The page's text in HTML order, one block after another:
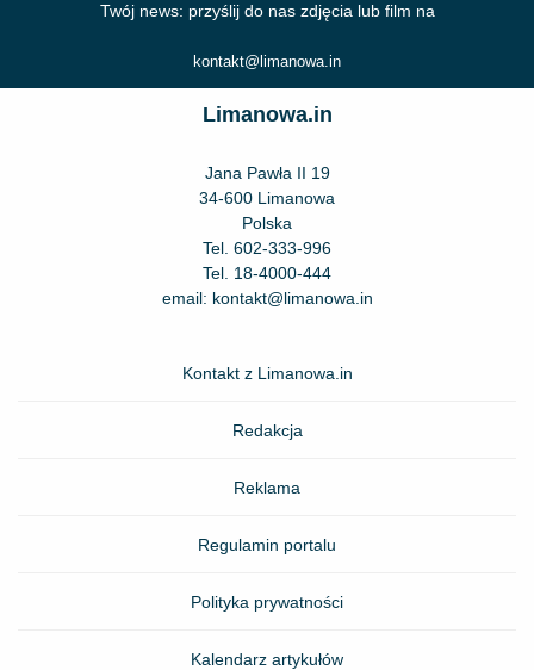
Twój news: przyślij do nas zdjęcia lub film na
kontakt@limanowa.in
Limanowa.in
Jana Pawła II 19
34-600 Limanowa
Polska
Tel. 602-333-996
Tel. 18-4000-444
email: kontakt@limanowa.in
Kontakt z Limanowa.in
Redakcja
Reklama
Regulamin portalu
Polityka prywatności
Kalendarz artykułów